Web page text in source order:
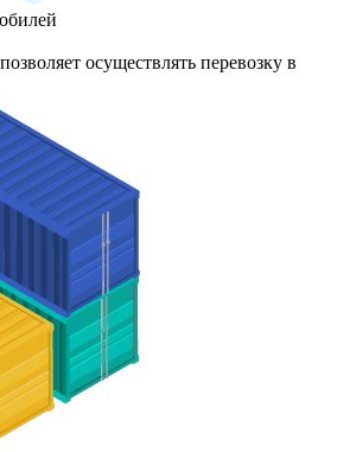
осуществлять перевозку в